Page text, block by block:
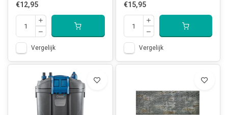
€12,95
Vergelijk
€15,95
Vergelijk